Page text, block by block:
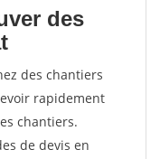
des
des chantiers
rapidement
chantiers.
de devis en